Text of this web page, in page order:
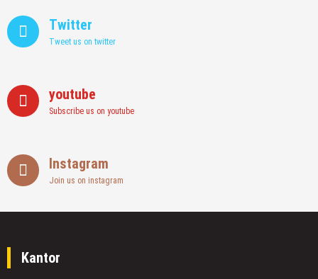
Twitter
Tweet us on twitter
youtube
Subscribe us on youtube
Instagram
Join us on instagram
Kantor